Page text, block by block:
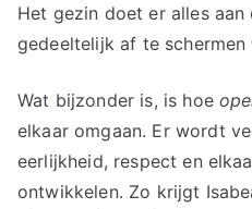
Het gezin doet er alles
gedeeltelijk af te schermen
Wat bijzonder is, is hoe
elkaar omgaan. Er wordt
eerlijkheid, respect en
ontwikkelen. Zo krijgt